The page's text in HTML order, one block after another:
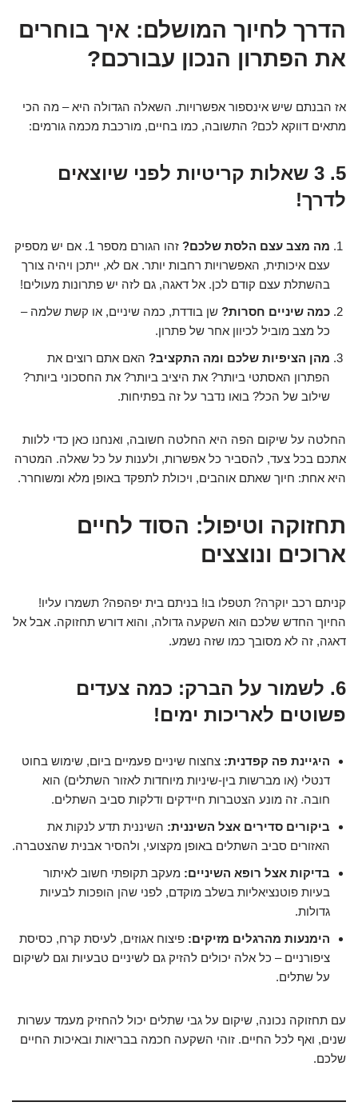
הדרך לחיוך המושלם: איך בוחרים
את הפתרון הנכון עבורכם?
אז הבנתם שיש אינספור אפשרויות. השאלה הגדולה היא – מה הכי
מתאים דווקא לכם? התשובה, כמו בחיים, מורכבת מכמה גורמים:
5. 3 שאלות קריטיות לפני שיוצאים
לדרך!
מה מצב עצם הלסת שלכם?
זהו הגורם מספר 1. אם יש מספיק
עצם איכותית, האפשרויות רחבות יותר. אם לא, ייתכן ויהיה צורך
בהשתלת עצם קודם לכן. אל דאגה, גם לזה יש פתרונות מעולים!
כמה שיניים חסרות? שן בודדת, כמה שיניים, או קשת שלמה –
כל מצב מוביל לכיוון אחר של פתרון.
מהן הציפיות שלכם ומה התקציב? האם אתם רוצים את
הפתרון האסתטי ביותר? את היציב ביותר? את החסכוני ביותר?
שילוב של הכל? בואו נדבר על זה בפתיחות.
החלטה על שיקום הפה היא החלטה חשובה, ואנחנו כאן כדי ללוות
אתכם בכל צעד, להסביר כל אפשרות, ולענות על כל שאלה. המטרה
היא אחת: חיוך שאתם אוהבים, ויכולת לתפקד באופן מלא ומשוחרר.
תחזוקה וטיפול: הסוד לחיים
ארוכים ונוצצים
קניתם רכב יוקרה? תטפלו בו! בניתם בית יפהפה? תשמרו עליו!
החיוך החדש שלכם הוא השקעה גדולה, והוא דורש תחזוקה. אבל אל
דאגה, זה לא מסובך כמו שזה נשמע.
6. לשמור על הברק: כמה צעדים
פשוטים לאריכות ימים!
היגיינת פה קפדנית: צחצוח שיניים פעמיים ביום, שימוש בחוט
דנטלי (או מברשות בין-שיניות מיוחדות לאזור השתלים) הוא
חובה. זה מונע הצטברות חיידקים ודלקות סביב השתלים.
ביקורים סדירים אצל השיננית: השיננית תדע לנקות את
האזורים סביב השתלים באופן מקצועי, ולהסיר אבנית שהצטברה.
בדיקות אצל רופא השיניים: מעקב תקופתי חשוב לאיתור
בעיות פוטנציאליות בשלב מוקדם, לפני שהן הופכות לבעיות
גדולות.
הימנעות מהרגלים מזיקים: פיצוח אגוזים, לעיסת קרח, כסיסת
ציפורניים – כל אלה יכולים להזיק גם לשיניים טבעיות וגם לשיקום
על שתלים.
עם תחזוקה נכונה, שיקום על גבי שתלים יכול להחזיק מעמד עשרות
שנים, ואף לכל החיים. זוהי השקעה חכמה בבריאות ובאיכות החיים
שלכם.